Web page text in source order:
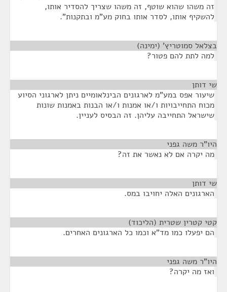
זה משהו שהוא שוטף, זה משהו שצריך להסדיר אותו,
להשקיף אותו, לסדר אותו בחוק מע"מ ובתקנות".
בצלאל סמוטריץ' (ימינה)
למה לתת להם פטור?
שי דותן
שיעור אפס במע"מ לארגונים הבינלאומיים ניתן לארגוני הסיוע
מכוח התחייבויות ו/או אמנות ו/או הבנות באמנות שונות
שישראל התחייבה עליהן. זה הבסיס לעניין.
היו"ר משה גפני
מה יקרה אם לא נאשר את זה?
שי דותן
הארגונים האלה יחויבו במס.
קטי קטרין שטרית (הליכוד)
הם יפעלו כמו מד"א וכמו כל הארגונים האחרים.
היו"ר משה גפני
ואז מה יקרה?